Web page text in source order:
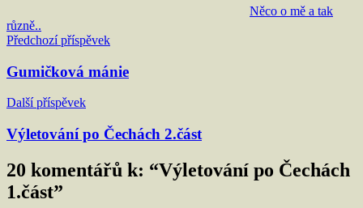
Něco o mě a tak
různě..
Navigace
pro
Předchozí příspěvek
Gumičková mánie
Další příspěvek
Výletování po Čechách 2.část
20 komentářů k: “Výletování po Čechách
1.část”